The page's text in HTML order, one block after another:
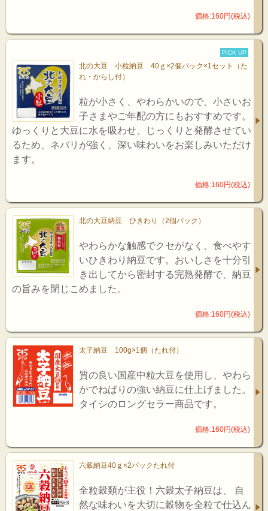
価格:160円(税込)
PICK UP
北の大豆 小粒納豆 40ｇ×2個パック×1セット（た
れ・からし付）
粒が小さく、やわらかいので、小さいお
子さまやご年配の方にもおすすめです。
ゆっくりと大豆に水を吸わせ、じっくりと発酵させてい
るため、ネバリが強く、深い味わいをお楽しみいただけ
ます。
価格:160円(税込)
北の大豆納豆 ひきわり（2個パック）
やわらかな触感でクセがなく、食べやす
いひきわり納豆です。おいしさを十分引
き出してから密封する完熟発酵で、納豆
の旨みを閉じこめました。
価格:160円(税込)
太子納豆 100g×1個（たれ付）
質の良い国産中粒大豆を使用し、やわら
かでねばりの強い納豆に仕上げました。
タイシのロングセラー商品です。
価格:160円(税込)
六穀納豆40ｇ×2パックたれ付
全粒穀類が主役！六穀太子納豆は、 自
然な味わいを大切に穀物を全粒で仕込ん